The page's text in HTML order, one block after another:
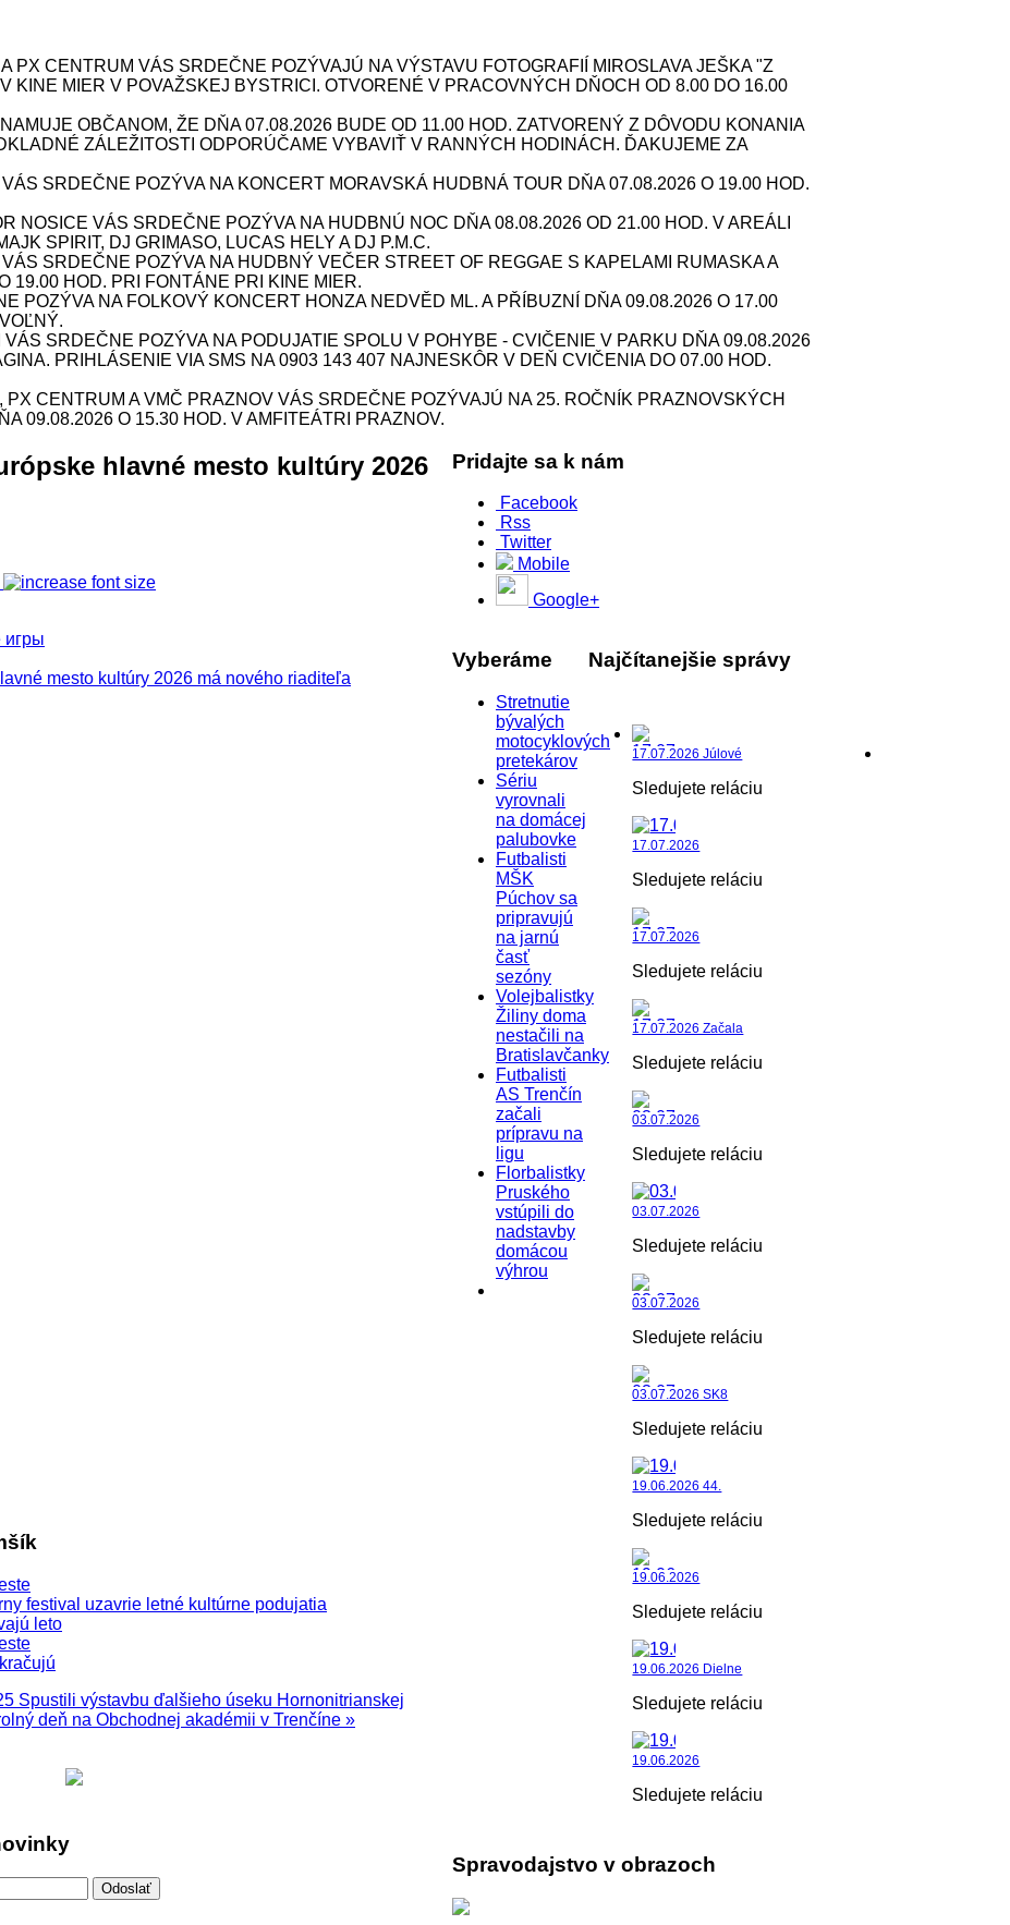
PX CENTRUM VÁS SRDEČNE POZÝVAJÚ NA VÝSTAVU FOTOGRAFIÍ MIROSLAVA JEŠKA "Z
KINE MIER V POVAŽSKEJ BYSTRICI. OTVORENÉ V PRACOVNÝCH DŇOCH OD 8.00 DO 16.00
OBČANOM, ŽE DŇA 07.08.2026 BUDE OD 11.00 HOD. ZATVORENÝ Z DÔVODU KONANIA
ZÁLEŽITOSTI ODPORÚČAME VYBAVIŤ V RANNÝCH HODINÁCH. ĎAKUJEME ZA
SRDEČNE POZÝVA NA KONCERT MORAVSKÁ HUDBNÁ TOUR DŇA 07.08.2026 O 19.00 HOD.
NOSICE VÁS SRDEČNE POZÝVA NA HUDBNÚ NOC DŇA 08.08.2026 OD 21.00 HOD. V AREÁLI
SPIRIT, DJ GRIMASO, LUCAS HELY A DJ P.M.C.
SRDEČNE POZÝVA NA HUDBNÝ VEČER STREET OF REGGAE S KAPELAMI RUMASKA A
19.00 HOD. PRI FONTÁNE PRI KINE MIER.
POZÝVA NA FOLKOVÝ KONCERT HONZA NEDVĚD ML. A PŘÍBUZNÍ DŇA 09.08.2026 O 17.00
SRDEČNE POZÝVA NA PODUJATIE SPOLU V POHYBE - CVIČENIE V PARKU DŇA 09.08.2026
PRIHLÁSENIE VIA SMS NA 0903 143 407 NAJNESKÔR V DEŇ CVIČENIA DO 07.00 HOD.
PX CENTRUM A VMČ PRAZNOV VÁS SRDEČNE POZÝVAJÚ NA 25. ROČNÍK PRAZNOVSKÝCH
09.08.2026 O 15.30 HOD. V AMFITEÁTRI PRAZNOV.
hlavné mesto kultúry 2026
игры
festival uzavrie letné kultúrne podujatia
leto
Spustili výstavbu ďalšieho úseku Hornonitrianskej
deň na Obchodnej akadémii v Trenčíne »
Pridajte sa k nám
Facebook
Rss
Twitter
Mobile
Google+
Vyberáme
Stretnutie
bývalých
motocyklových
pretekárov
Sériu
vyrovnali
na domácej
palubovke
Futbalisti
MŠK
Púchov sa
pripravujú
na jarnú
časť
sezóny
Volejbalistky
Žiliny doma
nestačili na
Bratislavčanky
Futbalisti
AS Trenčín
začali
prípravu na
ligu
Florbalistky
Pruského
vstúpili do
nadstavby
domácou
výhrou
Najčítanejšie správy
17.07.2026 Júlové
Sledujete reláciu
17.07.2026
Sledujete reláciu
17.07.2026
Sledujete reláciu
17.07.2026 Začala
Sledujete reláciu
03.07.2026
Sledujete reláciu
03.07.2026
Sledujete reláciu
03.07.2026
Sledujete reláciu
03.07.2026 SK8
Sledujete reláciu
19.06.2026 44.
Sledujete reláciu
19.06.2026
Sledujete reláciu
19.06.2026 Dielne
Sledujete reláciu
19.06.2026
Sledujete reláciu
Spravodajstvo v obrazoch